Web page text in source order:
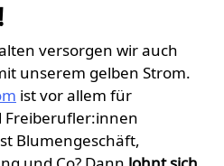
versorgen wir auch
unserem gelben Strom.
ist vor allem für
Freiberufler:innen
Blumengeschäft,